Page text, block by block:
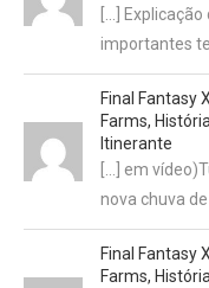
[…]
importantes
Final Fantasy
Farms,
Itinerante
[…] em
nova chuva
Final Fantasy
Farms,